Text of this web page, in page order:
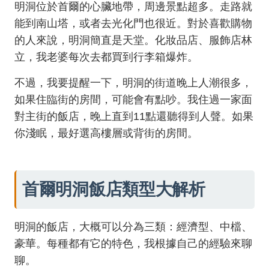
明洞位於首爾的心臟地帶，周邊景點超多。走路就
能到南山塔，或者去光化門也很近。對於喜歡購物
的人來說，明洞簡直是天堂。化妝品店、服飾店林
立，我老婆每次去都買到行李箱爆炸。
不過，我要提醒一下，明洞的街道晚上人潮很多，
如果住臨街的房間，可能會有點吵。我住過一家面
對主街的飯店，晚上直到11點還聽得到人聲。如果
你淺眠，最好選高樓層或背街的房間。
首爾明洞飯店類型大解析
明洞的飯店，大概可以分為三類：經濟型、中檔、
豪華。每種都有它的特色，我根據自己的經驗來聊
聊。